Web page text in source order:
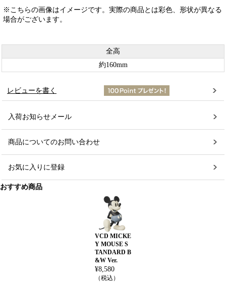
※こちらの画像はイメージです。実際の商品とは彩色、形状が異なる
場合がございます。
全高
約160mm
レビューを書く
入荷お知らせメール
商品についてのお問い合わせ
お気に入りに登録
おすすめ商品
VCD MICKE
Y MOUSE S
TANDARD B
&W Ver.
¥8,580
（税込）